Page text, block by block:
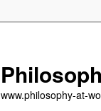
www.philosophy-at-